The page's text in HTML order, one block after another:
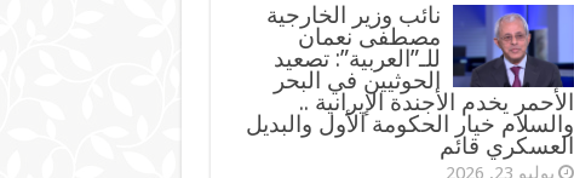
نائب وزير الخارجية
مصطفى نعمان
للـ”العربية”: تصعيد
الحوثيين في البحر
الأحمر يخدم الأجندة الإيرانية ..
والسلام خيار الحكومة الأول والبديل
العسكري قائم
يوليو 23, 2026